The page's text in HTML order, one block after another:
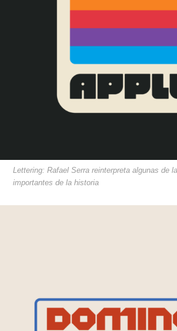
Lettering: Rafael Serra reinterpreta algunas de
importantes de la historia